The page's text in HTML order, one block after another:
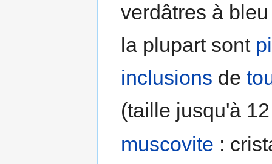
verdâtres à
la plupart sont
inclusions de
(taille jusqu'à
muscovite :